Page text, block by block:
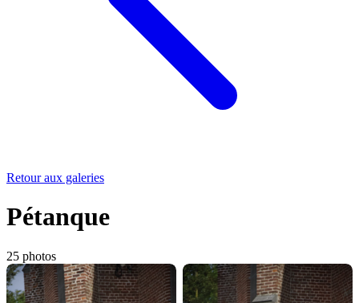
Retour aux galeries
Pétanque
25 photos